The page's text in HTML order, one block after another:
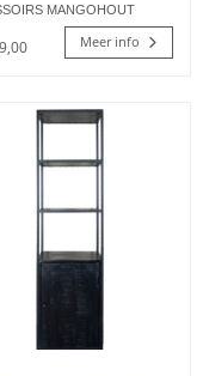
MANGOHOUT
Meer info